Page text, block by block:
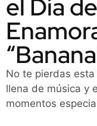
el Día
No te pierdas
llena de música y
momentos